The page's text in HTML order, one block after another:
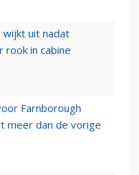
wijkt uit nadat
in cabine
Farnborough
meer dan de vorige